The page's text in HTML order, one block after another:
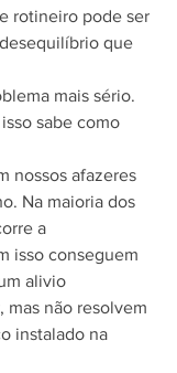
rotineiro pode ser
que
mais sério.
sabe como
nossos afazeres
Na maioria dos
a
isso conseguem
alivio
mas não resolvem
instalado na